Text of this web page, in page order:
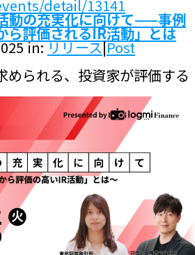
detail/13141
動の充実化に向けて——事例
ら評価されるIR活動」とは
in:リリース|Post
められる、投資家が評価する